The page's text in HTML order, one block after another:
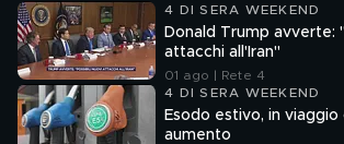
4 DI SERA WEEKEND
Donald Trump avverte:
attacchi all'Iran"
01 ago | Rete 4
4 DI SERA WEEKEND
Esodo estivo, in viaggio
aumento